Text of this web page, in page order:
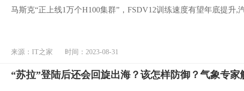
马斯克“正上线1万个H100集群”，FSDV12训练速度有望年底提升,
来源：IT之家 时间：2023-08-31
“苏拉”登陆后还会回旋出海？该怎样防御？气象专家